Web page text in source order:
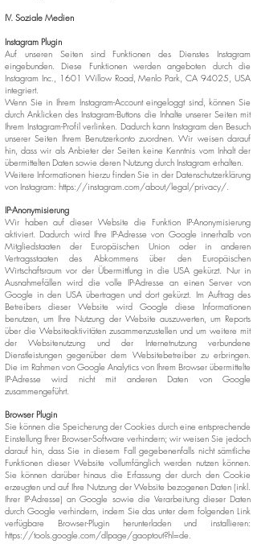
IV. Soziale Medien
Instagram Plugin
Auf unseren Seiten sind Funktionen des Dienstes Instagram
eingebunden. Diese Funktionen werden angeboten durch die
Instagram Inc., 1601 Willow Road, Menlo Park, CA 94025, USA
integriert.
Wenn Sie in Ihrem Instagram-Account eingeloggt sind, können Sie
durch Anklicken des Instagram-Buttons die Inhalte unserer Seiten mit
Ihrem Instagram-Profil verlinken. Dadurch kann Instagram den Besuch
unserer Seiten Ihrem Benutzerkonto zuordnen. Wir weisen darauf
hin, dass wir als Anbieter der Seiten keine Kenntnis vom Inhalt der
übermittelten Daten sowie deren Nutzung durch Instagram erhalten.
Weitere Informationen hierzu finden Sie in der Datenschutzerklärung
von Instagram: https://instagram.com/about/legal/privacy/.
IP-Anonymisierung
Wir haben auf dieser Website die Funktion IP-Anonymisierung
aktiviert. Dadurch wird Ihre IP-Adresse von Google innerhalb von
Mitgliedstaaten der Europäischen Union oder in anderen
Vertragsstaaten des Abkommens über den Europäischen
Wirtschaftsraum vor der Übermittlung in die USA gekürzt. Nur in
Ausnahmefällen wird die volle IP-Adresse an einen Server von
Google in den USA übertragen und dort gekürzt. Im Auftrag des
Betreibers dieser Website wird Google diese Informationen
benutzen, um Ihre Nutzung der Website auszuwerten, um Reports
über die Websiteaktivitäten zusammenzustellen und um weitere mit
der Websitenutzung und der Internetnutzung verbundene
Dienstleistungen gegenüber dem Websitebetreiber zu erbringen.
Die im Rahmen von Google Analytics von Ihrem Browser übermittelte
IP-Adresse wird nicht mit anderen Daten von Google
zusammengeführt.
Browser Plugin
Sie können die Speicherung der Cookies durch eine entsprechende
Einstellung Ihrer Browser-Software verhindern; wir weisen Sie jedoch
darauf hin, dass Sie in diesem Fall gegebenenfalls nicht sämtliche
Funktionen dieser Website vollumfänglich werden nutzen können.
Sie können darüber hinaus die Erfassung der durch den Cookie
erzeugten und auf Ihre Nutzung der Website bezogenen Daten (inkl.
Ihrer IP-Adresse) an Google sowie die Verarbeitung dieser Daten
durch Google verhindern, indem Sie das unter dem folgenden Link
verfügbare Browser-Plugin herunterladen und installieren:
https://tools.google.com/dlpage/gaoptout?hl=de.